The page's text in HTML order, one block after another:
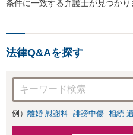
条件に一致する弁護士が見つかり
法律Q&Aを探す
例） 離婚 慰謝料 誹謗中傷 相続